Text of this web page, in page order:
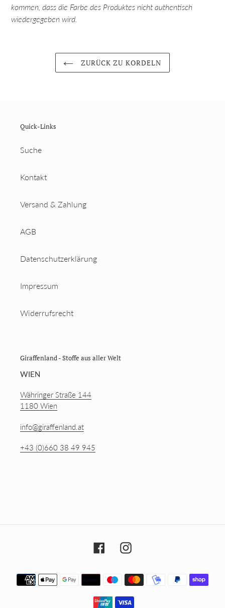
kommen, dass die Farbe des Produktes nicht authentisch
wiedergegeben wird.
ZURÜCK ZU KORDELN
Quick-Links
Suche
Kontakt
Versand & Zahlung
AGB
Datenschutzerklärung
Impressum
Widerrufsrecht
Giraffenland - Stoffe aus aller Welt
WIEN
Währinger Straße 144
1180 Wien
info@giraffenland.at
+43 (0)660 38 49 945
FacebookInstagram
Zahlungsmethoden